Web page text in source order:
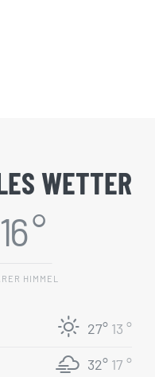
WETTER
16 °
HIMMEL
27° 13 °
32° 17 °